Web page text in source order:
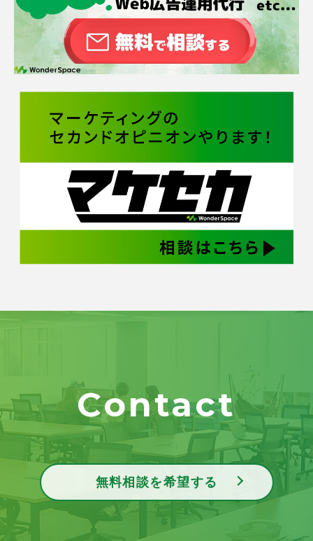
Contact
無料相談を希望する